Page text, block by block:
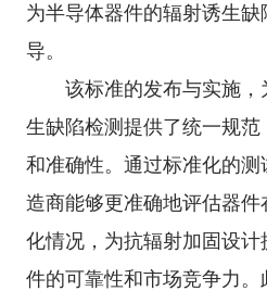
为半导体器件的辐射诱生
导。
该标准的发布与实施
生缺陷检测提供了统一规
和准确性。通过标准化的测
造商能够更准确地评估器
化情况，为抗辐射加固设
件的可靠性和市场竞争力